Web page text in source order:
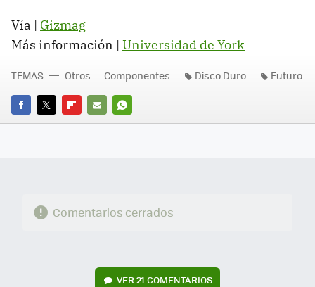
Vía | Gizmag
Más información | Universidad de York
FACEBOOK
TWITTERFLIPBOARD
E-
WHATSAPP
TEMAS Otros Componentes Disco Duro Futuro
Comentarios cerrados
VER 21 COMENTARIOS